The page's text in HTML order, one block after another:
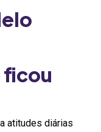
atitudes diárias